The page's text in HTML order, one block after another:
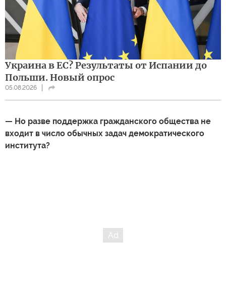
Украина в ЕС? Результаты от Испании до
Польши. Новый опрос
05.08.2026
— Но разве поддержка гражданского общества не
входит в число обычных задач демократического
института?